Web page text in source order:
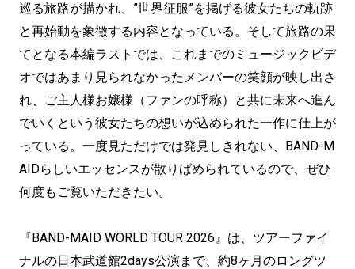
巡る旅路が描かれ、”世界征服”を掲げる彼女たちの軌跡
と再始動を象徴する内容となっている。そして旅路の果
てとなる本編ラストでは、これまでのミュージックビデ
オではあまり見られなかったメンバーの笑顔が映し出さ
れ、ご主人様お嬢様（ファンの呼称）と共に未来へ進ん
でいくという彼女たちの想いが込められた一作に仕上が
っている。一度見ただけでは発見しきれない、BAND-M
AIDらしいエッセンスが散りばめられているので、ぜひ
何度もご覧いただきたい。
『BAND-MAID WORLD TOUR 2026』は、ツアーファイ
ナルの日本武道館2days公演まで、約8ヶ月のロングツ